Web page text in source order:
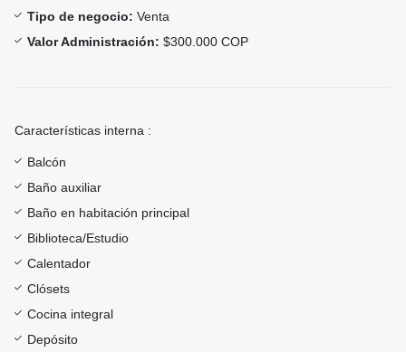
Tipo de negocio: Venta
Valor Administración: $300.000 COP
Características interna :
Balcón
Baño auxiliar
Baño en habitación principal
Biblioteca/Estudio
Calentador
Clósets
Cocina integral
Depósito